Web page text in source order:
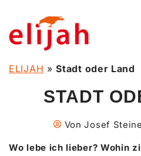
Zum
Inhalt
springen
ELIJAH »Stadt oder Land
STADT
Von Josef
Wo lebe ich lieber? Wohin